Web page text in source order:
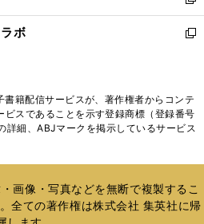
開
く
ウ
で
ン
ド
く
し
い
ド
ウ
で
ボ
新
ィ
ン
ド
開
く
籍配信サービスが、著作権者からコンテ
スであることを示す登録商標（登録番号
細、ABJマークを掲示しているサービス
画像・写真などを無断で複製するこ
全ての著作権は株式会社 集英社に帰